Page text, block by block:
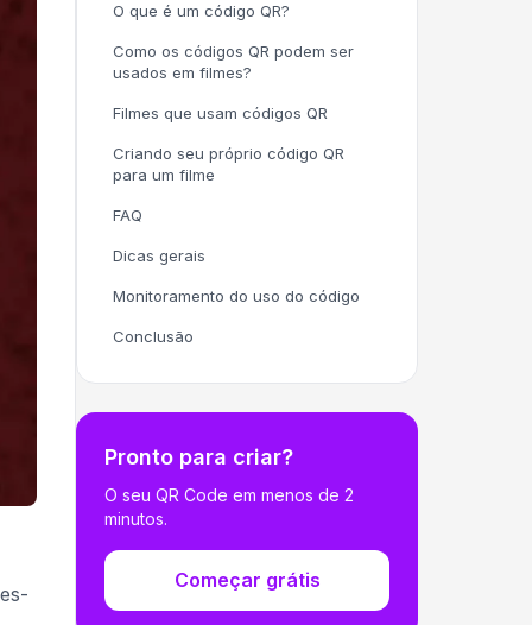
O que é um código QR?
Como os códigos QR podem ser
usados em filmes?
Filmes que usam códigos QR
Criando seu próprio código QR
para um filme
FAQ
Dicas gerais
Monitoramento do uso do código
Conclusão
Pronto para criar?
O seu QR Code em menos de 2
minutos.
Começar grátis